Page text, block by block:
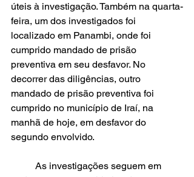
úteis à investigação. Também na quarta-
feira, um dos investigados foi
localizado em Panambi, onde foi
cumprido mandado de prisão
preventiva em seu desfavor. No
decorrer das diligências, outro
mandado de prisão preventiva foi
cumprido no município de Iraí, na
manhã de hoje, em desfavor do
segundo envolvido.